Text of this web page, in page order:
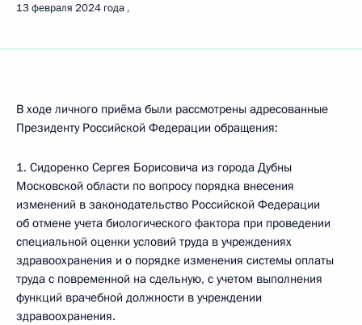
13 февраля 2024 года
В ходе личного приёма были рассмотрены адресованные
Президенту Российской Федерации обращения:
1. Сидоренко Сергея Борисовича из города Дубны
Московской области по вопросу порядка внесения
изменений в законодательство Российской Федерации
об отмене учета биологического фактора при проведении
специальной оценки условий труда в учреждениях
здравоохранения и о порядке изменения системы оплаты
труда с повременной на сдельную, с учетом выполнения
функций врачебной должности в учреждении
здравоохранения.